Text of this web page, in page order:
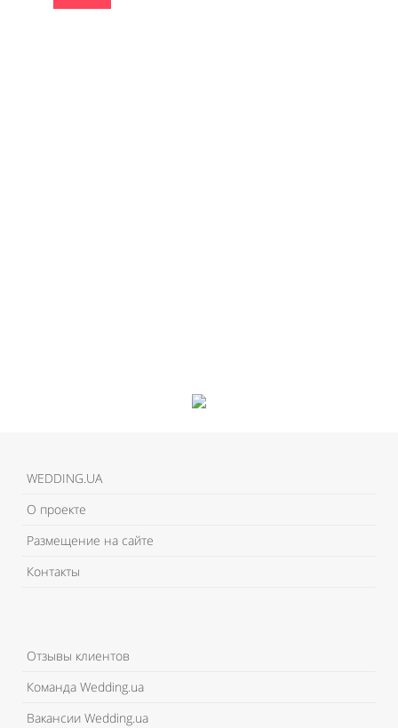
WEDDING.UA
О проекте
Размещение на сайте
Контакты
Отзывы клиентов
Команда Wedding.ua
Вакансии Wedding.ua